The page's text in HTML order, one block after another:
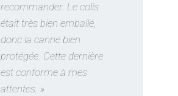
recommander. Le colis
était très bien emballé,
donc la canne bien
protégée. Cette dernière
est conforme à mes
attentes. »